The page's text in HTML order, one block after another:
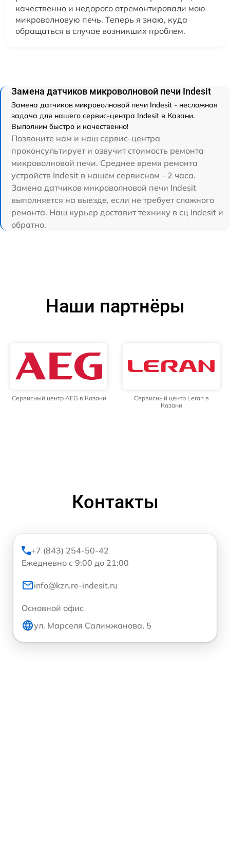
качественно и недорого отремонтировали мою
микроволновую печь. Теперь я знаю, куда
обращаться в случае возникших проблем.
Замена датчиков микроволновой печи Indesit
Замена датчиков микроволновой печи Indesit - несложная
задача для нашего сервис-центра Indesit в Казани.
Выполним быстро и качественно!
Позвоните нам и наш сервис-центра
проконсультирует и озвучит стоимость ремонта
микроволновой печи. Среднее время ремонта
устройств Indesit в нашем сервисном - 2 часа.
Замена датчиков микроволновой печи Indesit
выполняется на выезде, если не требует сложного
ремонта. Наш курьер доставит технику в сц Indesit и
обратно.
Наши партнёры
Сервисный центр AEG в Казани
Сервисный центр Leran в
Казани
Контакты
+7 (843) 254-50-42
Ежедневно с 9:00 до 21:00
info@kzn.re-indesit.ru
Основной офис
ул. Марселя Салимжанова, 5